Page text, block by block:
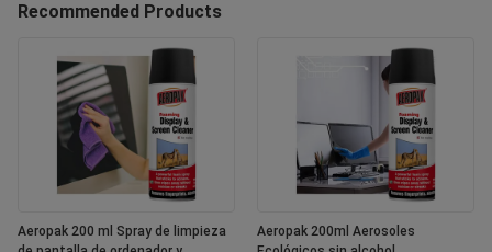
Recommended Products
Aeropak 200 ml Spray de limpieza
Aeropak 200ml Aerosoles